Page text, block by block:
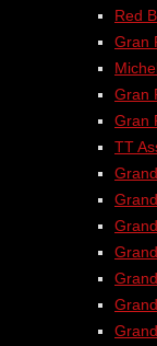
Red
Gran
Gran
Gran
TT